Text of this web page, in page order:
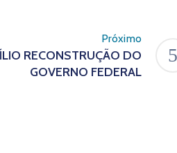
Próximo
RECONSTRUÇÃO DO
GOVERNO FEDERAL